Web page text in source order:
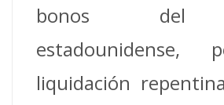
bonos del
estadounidense,
liquidación